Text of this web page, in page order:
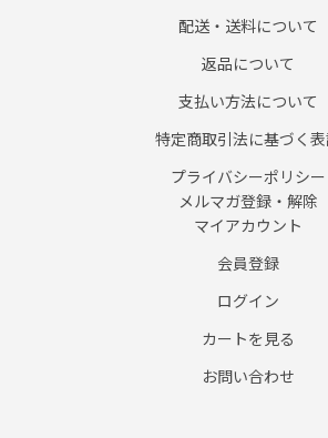
配送・送料について
返品について
支払い方法について
特定商取引法に基づく
プライバシーポリシー
メルマガ登録・解除
マイアカウント
会員登録
ログイン
カートを見る
お問い合わせ